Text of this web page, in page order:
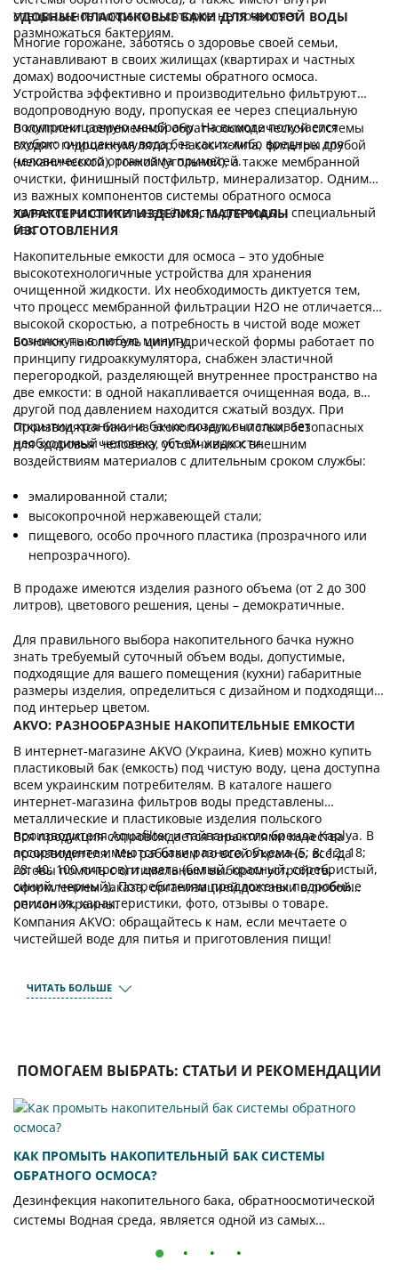
специальное покрытие, которое не позволяет
размножаться бактериям.
УДОБНЫЕ ПЛАСТИКОВЫЕ БАКИ ДЛЯ ЧИСТОЙ ВОДЫ
Многие горожане, заботясь о здоровье своей семьи,
устанавливают в своих жилищах (квартирах и частных
домах) водоочистные системы обратного осмоса.
Устройства эффективно и производительно фильтруют
водопроводную воду, пропуская ее через специальную
полупроницаемую мембрану. На выходе получается
глубоко очищенная вода без каких-либо вредных для
человеческого организма примесей.
В комплект современной обратноосмотической системы
входят: гидроаккумулятор, насос-помпа, фильтры грубой
(механической), тонкой (угольной), а также мембранной
очистки, финишный постфильтр, минерализатор. Одним
из важных компонентов системы обратного осмоса
является накопительная ёмкость для воды – специальный
бак.
ХАРАКТЕРИСТИКИ ИЗДЕЛИЯ, МАТЕРИАЛЫ
ИЗГОТОВЛЕНИЯ
Накопительные емкости для осмоса – это удобные
высокотехнологичные устройства для хранения
очищенной жидкости. Их необходимость диктуется тем,
что процесс мембранной фильтрации Н2О не отличается
высокой скоростью, а потребность в чистой воде может
возникнуть в любую минуту.
Бочонок-накопитель цилиндрической формы работает по
принципу гидроаккумулятора, снабжен эластичной
перегородкой, разделяющей внутреннее пространство на
две емкости: в одной накапливается очищенная вода, в
другой под давлением находится сжатый воздух. При
открытии краника на бачке воздух выталкивает
необходимый человеку объем жидкости.
Производятся баки из экологически чистых, безопасных
для здоровья человека, устойчивых к внешним
воздействиям материалов с длительным сроком службы:
эмалированной стали;
высокопрочной нержавеющей стали;
пищевого, особо прочного пластика (прозрачного или
непрозрачного).
В продаже имеются изделия разного объема (от 2 до 300
литров), цветового решения, цены – демократичные.
Для правильного выбора накопительного бачка нужно
знать требуемый суточный объем воды, допустимые,
подходящие для вашего помещения (кухни) габаритные
размеры изделия, определиться с дизайном и подходящим
под интерьер цветом.
AKVO: РАЗНООБРАЗНЫЕ НАКОПИТЕЛЬНЫЕ ЕМКОСТИ
В интернет-магазине AKVO (Украина, Киев) можно купить
пластиковый бак (емкость) под чистую воду, цена доступна
всем украинским потребителям. В каталоге нашего
интернет-магазина фильтров воды представлены
металлические и пластиковые изделия польского
производителя Aquafilter и тайваньского бренда Kaplya. В
ассортименте имеются баки разного объема (5; 8; 12; 18;
28; 40; 100 литров) и цвета (белый, красный, серебристый,
синий, черный). Потребителям предложены подробные
описания, характеристики, фото, отзывы о товаре.
Вся продукция сопровождается гарантиями качества
производителя. Мы работаем по всей Украине, всегда
готовы помочь с оптимальным выбором устройств,
оформлением заказа, организацией доставки в любой
регион Украины.
Компания AKVO: обращайтесь к нам, если мечтаете о
чистейшей воде для питья и приготовления пищи!
ЧИТАТЬ БОЛЬШЕ
ПОМОГАЕМ ВЫБРАТЬ: СТАТЬИ И РЕКОМЕНДАЦИИ
КАК ПРОМЫТЬ НАКОПИТЕЛЬНЫЙ БАК СИСТЕМЫ
ОБРАТНОГО ОСМОСА?
Дезинфекция накопительного бака, обратноосмотической
системы Водная среда, является одной из самых
системе обратного осмоса, накопительный бак служит для